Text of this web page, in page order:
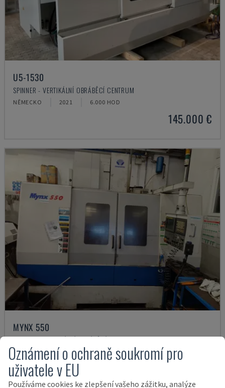
U5-1530
SPINNER - VERTIKÁLNÍ OBRÁBĚCÍ CENTRUM
NĚMECKO 2021 6.000 HOD
145.000 €
MYNX 550
DAEWOO - VERTIKÁLNÍ OBRÁBĚCÍ CENTRUM
ITÁLIE 2003
Oznámení o ochraně soukromí pro
uživatele v EU
Používáme cookies ke zlepšení vašeho zážitku, analýze